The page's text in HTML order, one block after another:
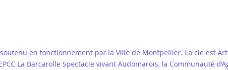
en fonctionnement par la Ville de Montpellier. La cie est
La Barcarolle Spectacle vivant Audomarois, la Communauté